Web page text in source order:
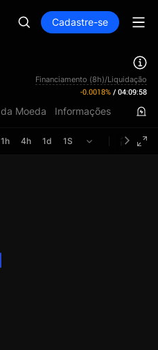
Cadastre-se
Financiamento (8h)/Liquidação
-0.0018% / 04:09:58
Moeda Informações
1h 4h 1d 1S